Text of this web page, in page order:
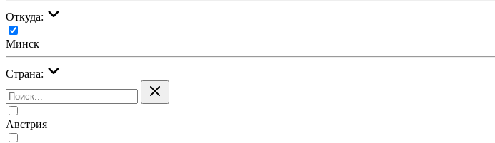
Откуда:
Минск
Страна:
Австрия